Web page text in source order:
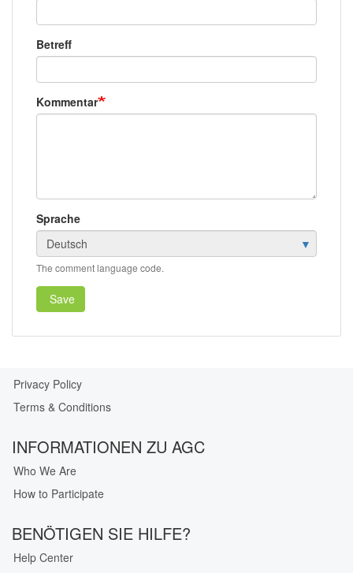
Betreff
Kommentar
Sprache
The comment language code.
Save
Our
Privacy
Privacy Policy
Terms & Conditions
INFORMATIONEN ZU AGC
Who We Are
How to Participate
BENÖTIGEN SIE HILFE?
Help Center